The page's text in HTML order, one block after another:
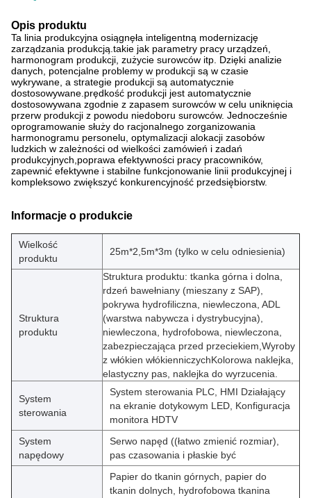
Opis produktu
Ta linia produkcyjna osiągnęła inteligentną modernizację
zarządzania produkcją.takie jak parametry pracy urządzeń,
harmonogram produkcji, zużycie surowców itp. Dzięki analizie
danych, potencjalne problemy w produkcji są w czasie
wykrywane, a strategie produkcji są automatycznie
dostosowywane.prędkość produkcji jest automatycznie
dostosowywana zgodnie z zapasem surowców w celu uniknięcia
przerw produkcji z powodu niedoboru surowców. Jednocześnie
oprogramowanie służy do racjonalnego zorganizowania
harmonogramu personelu, optymalizacji alokacji zasobów
ludzkich w zależności od wielkości zamówień i zadań
produkcyjnych,poprawa efektywności pracy pracowników,
zapewnić efektywne i stabilne funkcjonowanie linii produkcyjnej i
kompleksowo zwiększyć konkurencyjność przedsiębiorstw.
Informacje o produkcie
Wielkość
produktu
25m*2,5m*3m (tylko w celu odniesienia)
Struktura
produktu
Struktura produktu: tkanka górna i dolna,
rdzeń bawełniany (mieszany z SAP),
pokrywa hydrofiliczna, niewleczona, ADL
(warstwa nabywcza i dystrybucyjna),
niewleczona, hydrofobowa, niewleczona,
zabezpieczająca przed przeciekiem,Wyroby
z włókien włókienniczychKolorowa naklejka,
elastyczny pas, naklejka do wyrzucenia.
System
sterowania
System sterowania PLC, HMI Działający
na ekranie dotykowym LED, Konfiguracja
monitora HDTV
System
napędowy
Serwo napęd ((łatwo zmienić rozmiar),
pas czasowania i płaskie być
Papier do tkanin górnych, papier do
tkanin dolnych, hydrofobowa tkanina